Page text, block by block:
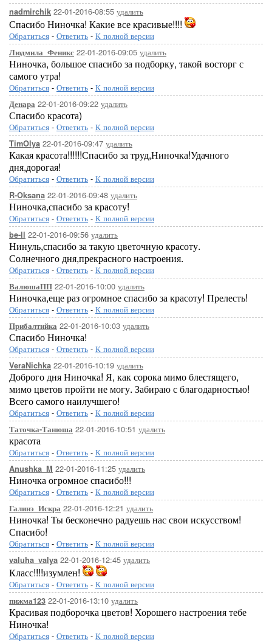
nadmirchik 22-01-2016-08:55 удалить
Спасибо Ниночка! Какие все красивые!!!!
Обратиться - Ответить - К полной версии
Людмила_Феникс 22-01-2016-09:05 удалить
Ниночка, большое спасибо за подборку, такой восторг с
самого утра!
Обратиться - Ответить - К полной версии
Денара 22-01-2016-09:22 удалить
Спасибо красота)
Обратиться - Ответить - К полной версии
TimOlya 22-01-2016-09:47 удалить
Какая красота!!!!!!Спасибо за труд,Ниночка!Удачного
дня,дорогая!
Обратиться - Ответить - К полной версии
R-Oksana 22-01-2016-09:48 удалить
Ниночка,спасибо за красоту!
Обратиться - Ответить - К полной версии
be-ll 22-01-2016-09:56 удалить
Нинуль,спасибо за такую цветочную красоту.
Солнечного дня,прекрасного настроения.
Обратиться - Ответить - К полной версии
ВалюшаПП 22-01-2016-10:00 удалить
Ниночка,еще раз огромное спасибо за красоту! Прелесть!
Обратиться - Ответить - К полной версии
Прибалтийка 22-01-2016-10:03 удалить
Спасибо Ниночка!
Обратиться - Ответить - К полной версии
VeraNichka 22-01-2016-10:19 удалить
Доброго дня Ниночка! Я, как сорока мимо блестящего,
мимо цветов пройти не могу. Забираю с благодарностью!
Всего самого наилучшего!
Обратиться - Ответить - К полной версии
Таточка-Танюша 22-01-2016-10:51 удалить
красота
Обратиться - Ответить - К полной версии
Anushka_M 22-01-2016-11:25 удалить
Ниночка огромное спасибо!!!
Обратиться - Ответить - К полной версии
Галинэ_Искра 22-01-2016-12:21 удалить
Ниночка! Ты бесконечно радуешь нас свои искусством!
Спасибо!
Обратиться - Ответить - К полной версии
valuha_valya 22-01-2016-12:45 удалить
Класс!!!!изумлен!
Обратиться - Ответить - К полной версии
пижма123 22-01-2016-13:10 удалить
Красивая подборочка цветов! Хорошего настроения тебе
Ниночка!
Обратиться - Ответить - К полной версии